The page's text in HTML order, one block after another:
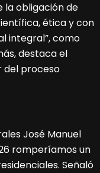
la obligación de
ética y con
integral”, como
destaca el
del proceso
José Manuel
romperíamos un
Señaló